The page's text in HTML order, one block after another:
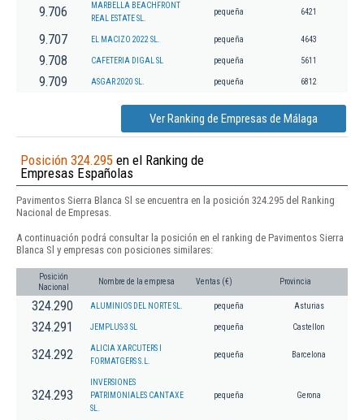
9.706
MARBELLA BEACHFRONT
REAL ESTATE SL.
pequeña 6421
9.707 EL MACIZO 2022 SL. pequeña 4643
9.708 CAFETERIA DIGAL SL pequeña 5611
9.709 ASGAR 2020 SL. pequeña 6812
Ver Ranking de Empresas de Málaga
Posición 324.295 en el Ranking de
Empresas Españolas
Pavimentos Sierra Blanca Sl se encuentra en la posición 324.295 del Ranking
Nacional de Empresas.
A continuación podrá consultar la posición en el ranking de Pavimentos Sierra
Blanca Sl y empresas con posiciones similares:
Posición
Nacional
Nombre de la empresa Ventas (€) Provincia
324.290 ALUMINIOS DEL NORTE SL. pequeña Asturias
324.291 JEMPLUS-3 SL pequeña Castellon
324.292
ALICIA XARCUTERS I
FORMATGERS S.L.
pequeña Barcelona
324.293
INVERSIONES
PATRIMONIALES CANTAXE
SL.
pequeña Gerona